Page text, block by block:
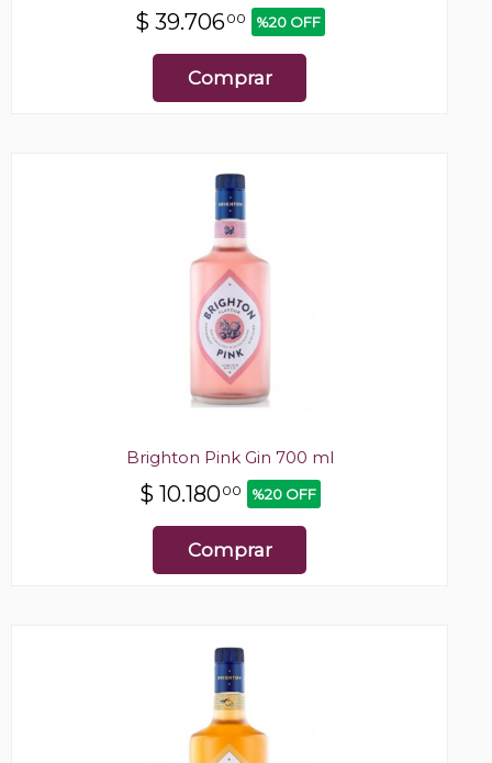
$ 39.70600 %20 OFF
Comprar
Brighton Pink Gin 700 ml
$ 10.18000 %20 OFF
Comprar